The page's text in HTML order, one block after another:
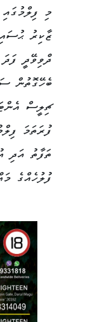
މި
ޒާކިރު
ދްވިވޭދީ
ބެހޭގޮތުން
ޗިލީސް
ފުރަތަމަ
ތަފާތު އަދި
ފުލުހެއްގެ